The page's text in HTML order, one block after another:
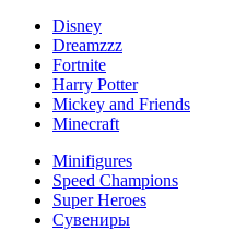
Disney
Dreamzzz
Fortnite
Harry Potter
Mickey and Friends
Minecraft
Minifigures
Speed Champions
Super Heroes
Сувениры